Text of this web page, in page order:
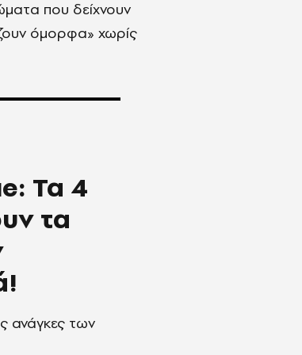
που δείχνουν
όμορφα» χωρίς
Τα 4
τα
ανάγκες των